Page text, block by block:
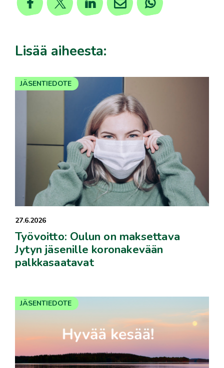
Lisää aiheesta:
27.6.2026
Työvoitto: Oulun on maksettava
Jytyn jäsenille koronakevään
palkkasaatavat
JÄSENTIEDOTE
JÄSENTIEDOTE